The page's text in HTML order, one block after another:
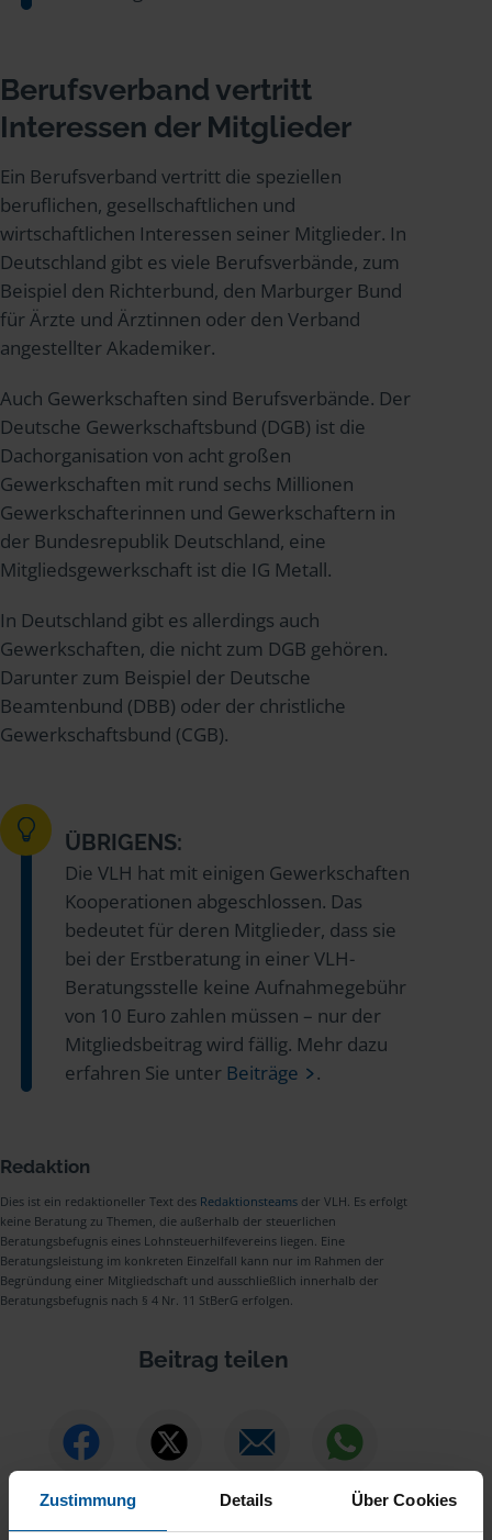
Zustimmung Details Über Cookies
Berufsverband vertritt
Interessen der Mitglieder
Ein Berufsverband vertritt die speziellen
beruflichen, gesellschaftlichen und
wirtschaftlichen Interessen seiner Mitglieder. In
Deutschland gibt es viele Berufsverbände, zum
Beispiel den Richterbund, den Marburger Bund
für Ärzte und Ärztinnen oder den Verband
angestellter Akademiker.
Auch Gewerkschaften sind Berufsverbände. Der
Deutsche Gewerkschaftsbund (DGB) ist die
Dachorganisation von acht großen
Gewerkschaften mit rund sechs Millionen
Gewerkschafterinnen und Gewerkschaftern in
der Bundesrepublik Deutschland, eine
Mitgliedsgewerkschaft ist die IG Metall.
In Deutschland gibt es allerdings auch
Gewerkschaften, die nicht zum DGB gehören.
Darunter zum Beispiel der Deutsche
Beamtenbund (DBB) oder der christliche
Gewerkschaftsbund (CGB).
ÜBRIGENS:
Die VLH hat mit einigen Gewerkschaften
Kooperationen abgeschlossen. Das
bedeutet für deren Mitglieder, dass sie
bei der Erstberatung in einer VLH-
Beratungsstelle keine Aufnahmegebühr
von 10 Euro zahlen müssen – nur der
Mitgliedsbeitrag wird fällig. Mehr dazu
erfahren Sie unter Beiträge .
Redaktion
Dies ist ein redaktioneller Text des Redaktionsteams der VLH. Es erfolgt
keine Beratung zu Themen, die außerhalb der steuerlichen
Beratungsbefugnis eines Lohnsteuerhilfevereins liegen. Eine
Beratungsleistung im konkreten Einzelfall kann nur im Rahmen der
Begründung einer Mitgliedschaft und ausschließlich innerhalb der
Beratungsbefugnis nach § 4 Nr. 11 StBerG erfolgen.
Beitrag teilen